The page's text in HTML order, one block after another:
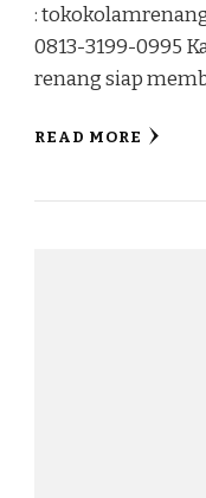
:
0813-3199-0995
renang siap
READ MORE